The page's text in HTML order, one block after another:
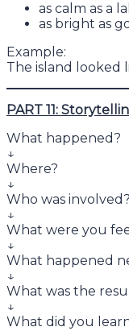
as calm as a
as bright as
Example:
The island looked
PART 11:
What happened?
↓
Where?
↓
Who was involved?
↓
What were you
↓
What happened
↓
What was the
↓
What did you